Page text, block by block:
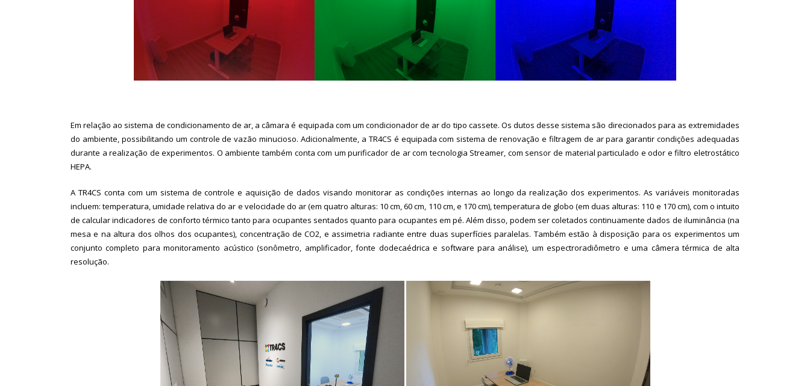
Em relação ao sistema de condicionamento de ar, a câmara é equipada com um condicionador de ar do tipo cassete. Os dutos desse sistema são direcionados para as extremidades
do ambiente, possibilitando um controle de vazão minucioso. Adicionalmente, a TR4CS é equipada com sistema de renovação e filtragem de ar para garantir condições adequadas
durante a realização de experimentos. O ambiente também conta com um purificador de ar com tecnologia Streamer, com sensor de material particulado e odor e filtro eletrostático
HEPA.
A TR4CS conta com um sistema de controle e aquisição de dados visando monitorar as condições internas ao longo da realização dos experimentos. As variáveis monitoradas
incluem: temperatura, umidade relativa do ar e velocidade do ar (em quatro alturas: 10 cm, 60 cm, 110 cm, e 170 cm), temperatura de globo (em duas alturas: 110 e 170 cm), com o intuito
de calcular indicadores de conforto térmico tanto para ocupantes sentados quanto para ocupantes em pé. Além disso, podem ser coletados continuamente dados de iluminância (na
mesa e na altura dos olhos dos ocupantes), concentração de CO2, e assimetria radiante entre duas superfícies paralelas. Também estão à disposição para os experimentos um
conjunto completo para monitoramento acústico (sonômetro, amplificador, fonte dodecaédrica e software para análise), um espectroradiômetro e uma câmera térmica de alta
resolução.